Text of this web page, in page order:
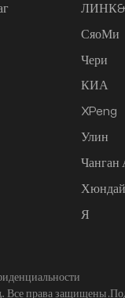
СяоМи
Чери
КИА
XPeng
Улин
Чанган
Хюндай
Я
Все права защищены .